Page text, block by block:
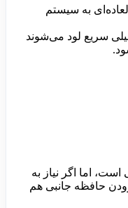
به سیستم
سریع لود می‌شوند
است، اما اگر نیاز به
حافظه جانبی هم